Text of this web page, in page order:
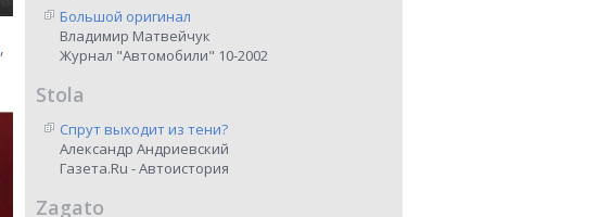
,
Большой оригинал
Владимир Матвейчук
Журнал "Автомобили" 10-2002
Stola
Спрут выходит из тени?
Александр Андриевский
Газета.Ru - Автоистория
Zagato